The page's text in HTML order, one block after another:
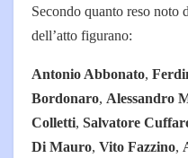
Secondo quanto reso noto
dell’atto figurano:
Antonio Abbonato,
Bordonaro, Alessandro
Colletti, Salvatore
Di Mauro, Vito Fazzino,